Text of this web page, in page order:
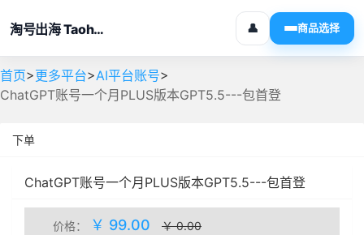
淘号出海 Taohaochuhai 👤 商品选择
首页>更多平台>AI平台账号>
ChatGPT账号一个月PLUS版本GPT5.5---包首登
下单
ChatGPT账号一个月PLUS版本GPT5.5---包首登
人工处理 库存(8)
价格： ￥ 99.00 ￥ 0.00